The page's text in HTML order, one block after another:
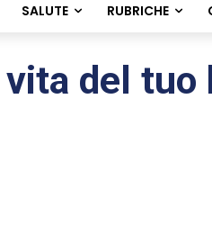
SALUTE RUBRICHE
del tuo